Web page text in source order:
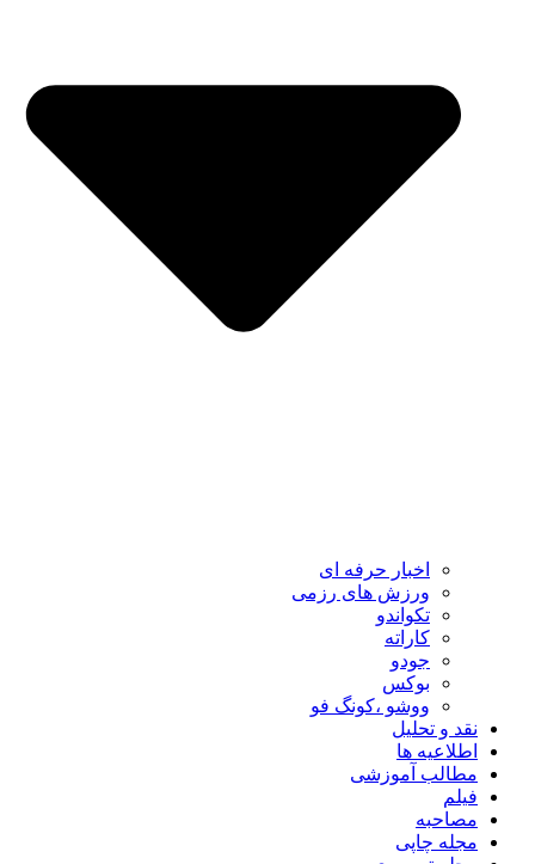
اخبار حرفه ای
ورزش های رزمی
تکواندو
کاراته
جودو
بوکس
ووشو ،کونگ فو
نقد و تحلیل
اطلاعیه ها
مطالب آموزشی
فیلم
مصاحبه
مجله چاپی